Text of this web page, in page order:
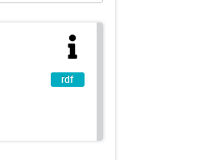
rdf